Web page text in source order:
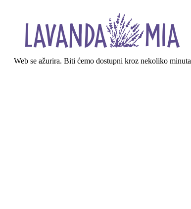
Web se ažurira. Biti ćemo dostupni kroz nekoliko minuta